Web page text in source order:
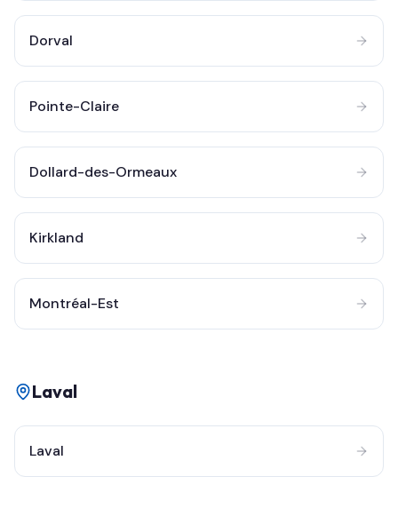
Dorval
Pointe-Claire
Dollard-des-Ormeaux
Kirkland
Montréal-Est
Laval
Laval